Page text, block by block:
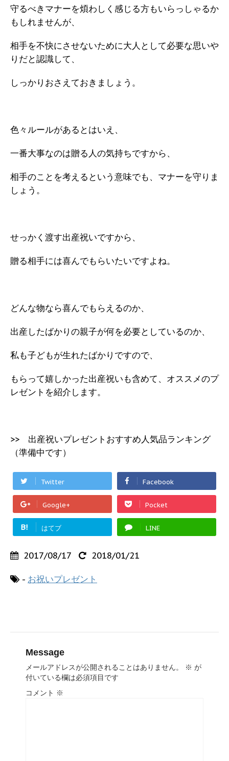
守るべきマナーを煩わしく感じる方もいらっしゃるか
もしれませんが、
相手を不快にさせないために大人として必要な思いや
りだと認識して、
しっかりおさえておきましょう。
色々ルールがあるとはいえ、
一番大事なのは贈る人の気持ちですから、
相手のことを考えるという意味でも、マナーを守りま
しょう。
せっかく渡す出産祝いですから、
贈る相手には喜んでもらいたいですよね。
どんな物なら喜んでもらえるのか、
出産したばかりの親子が何を必要としているのか、
私も子どもが生れたばかりですので、
もらって嬉しかった出産祝いも含めて、オススメのプ
レゼントを紹介します。
>> 出産祝いプレゼントおすすめ人気品ランキング
（準備中です）
Twitter Facebook
Google+ Pocket
B! はてブ LINE
2017/08/17 2018/01/21
- お祝いプレゼント
Message
メールアドレスが公開されることはありません。 ※ が
付いている欄は必須項目です
コメント ※